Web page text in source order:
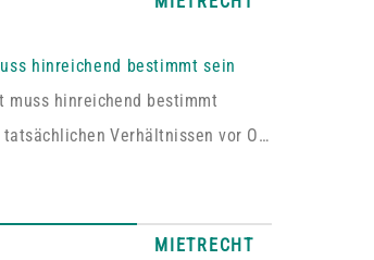
hinreichend bestimmt sein
muss hinreichend bestimmt
Verhältnissen vor Ort
Zweibrücken entschiedenen
MIETRECHT